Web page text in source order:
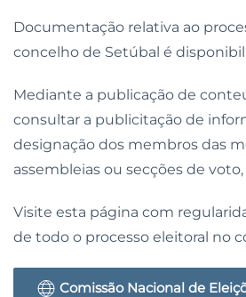
Documentação relativa ao
concelho de Setúbal é
Mediante a publicação de
consultar a publicitação de
designação dos membros das
assembleias ou secções de
Visite esta página com
de todo o processo eleitoral no
Comissão Nacional de